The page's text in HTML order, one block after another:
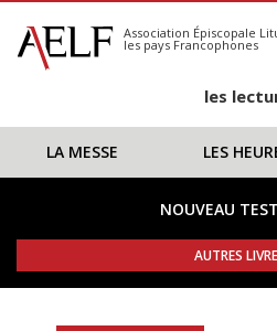
S'abonner
Calendrier
Association Épiscopale
les pays Francophones
les
LA MESSE LES
NOUVEAU
AUTRES